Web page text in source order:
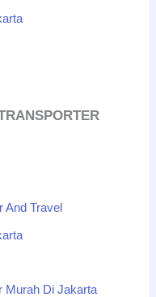
And Travel
Murah Di Jakarta